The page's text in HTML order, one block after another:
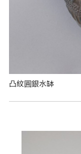
凸紋圓銀水缽